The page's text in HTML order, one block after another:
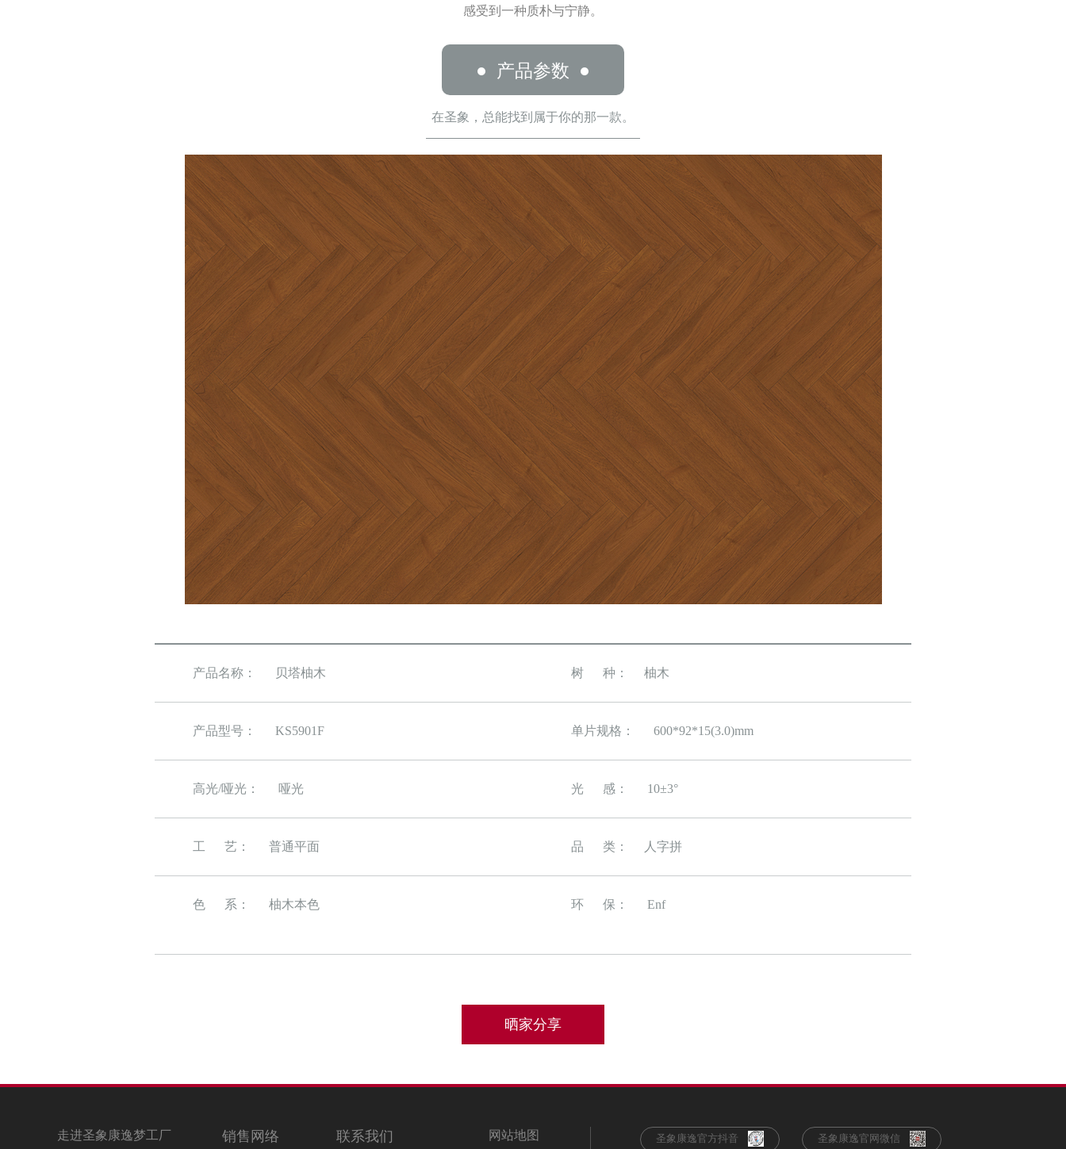
感受到一种质朴与宁静。
产品参数
在圣象，总能找到属于你的那一款。
产品名称： 贝塔柚木 树 种： 柚木
产品型号： KS5901F 单片规格： 600*92*15(3.0)mm
高光/哑光： 哑光 光 感： 10±3°
工 艺： 普通平面 品 类： 人字拼
色 系： 柚木本色 环 保： Enf
晒家分享
走进圣象康逸梦工厂 销售网络 联系我们 网站地图 圣象康逸官方抖音 圣象康逸官网微信